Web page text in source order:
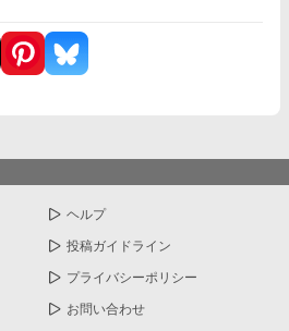
ヘルプ
投稿ガイドライン
プライバシーポリシー
お問い合わせ